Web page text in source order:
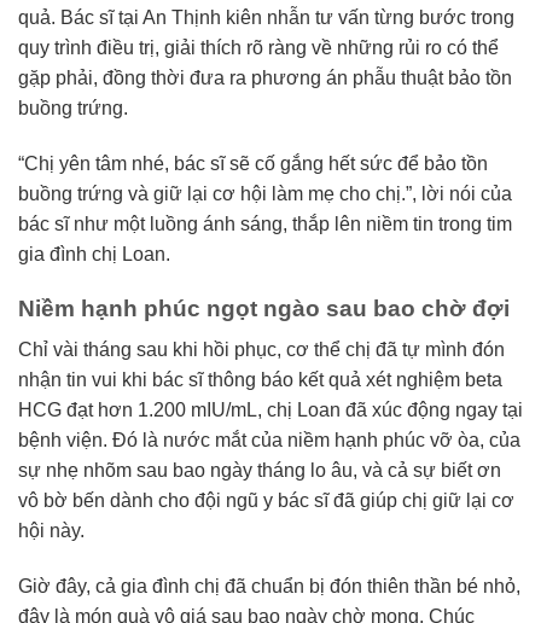
quả. Bác sĩ tại An Thịnh kiên nhẫn tư vấn từng bước trong
quy trình điều trị, giải thích rõ ràng về những rủi ro có thể
gặp phải, đồng thời đưa ra phương án phẫu thuật bảo tồn
buồng trứng.
“Chị yên tâm nhé, bác sĩ sẽ cố gắng hết sức để bảo tồn
buồng trứng và giữ lại cơ hội làm mẹ cho chị.”, lời nói của
bác sĩ như một luồng ánh sáng, thắp lên niềm tin trong tim
gia đình chị Loan.
Niềm hạnh phúc ngọt ngào sau bao chờ đợi
Chỉ vài tháng sau khi hồi phục, cơ thể chị đã tự mình đón
nhận tin vui khi bác sĩ thông báo kết quả xét nghiệm beta
HCG đạt hơn 1.200 mIU/mL, chị Loan đã xúc động ngay tại
bệnh viện. Đó là nước mắt của niềm hạnh phúc vỡ òa, của
sự nhẹ nhõm sau bao ngày tháng lo âu, và cả sự biết ơn
vô bờ bến dành cho đội ngũ y bác sĩ đã giúp chị giữ lại cơ
hội này.
Giờ đây, cả gia đình chị đã chuẩn bị đón thiên thần bé nhỏ,
đây là món quà vô giá sau bao ngày chờ mong. Chúc